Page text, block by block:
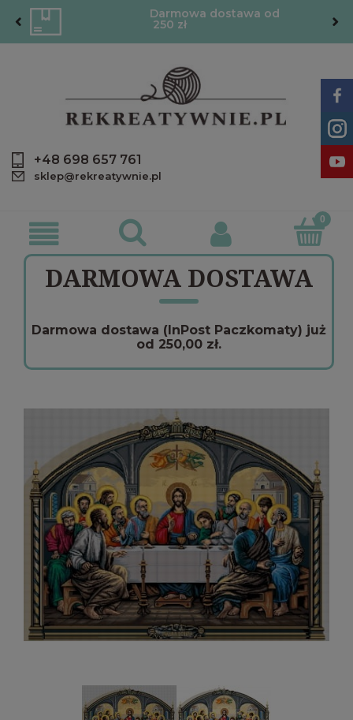
Darmowa dostawa od
250 zł
+48 698 657 761
sklep@rekreatywnie.pl
DARMOWA DOSTAWA
Darmowa dostawa (InPost Paczkomaty) już
od 250,00 zł.